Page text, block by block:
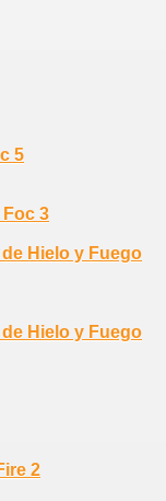
5
3
Hielo y Fuego
Hielo y Fuego
2